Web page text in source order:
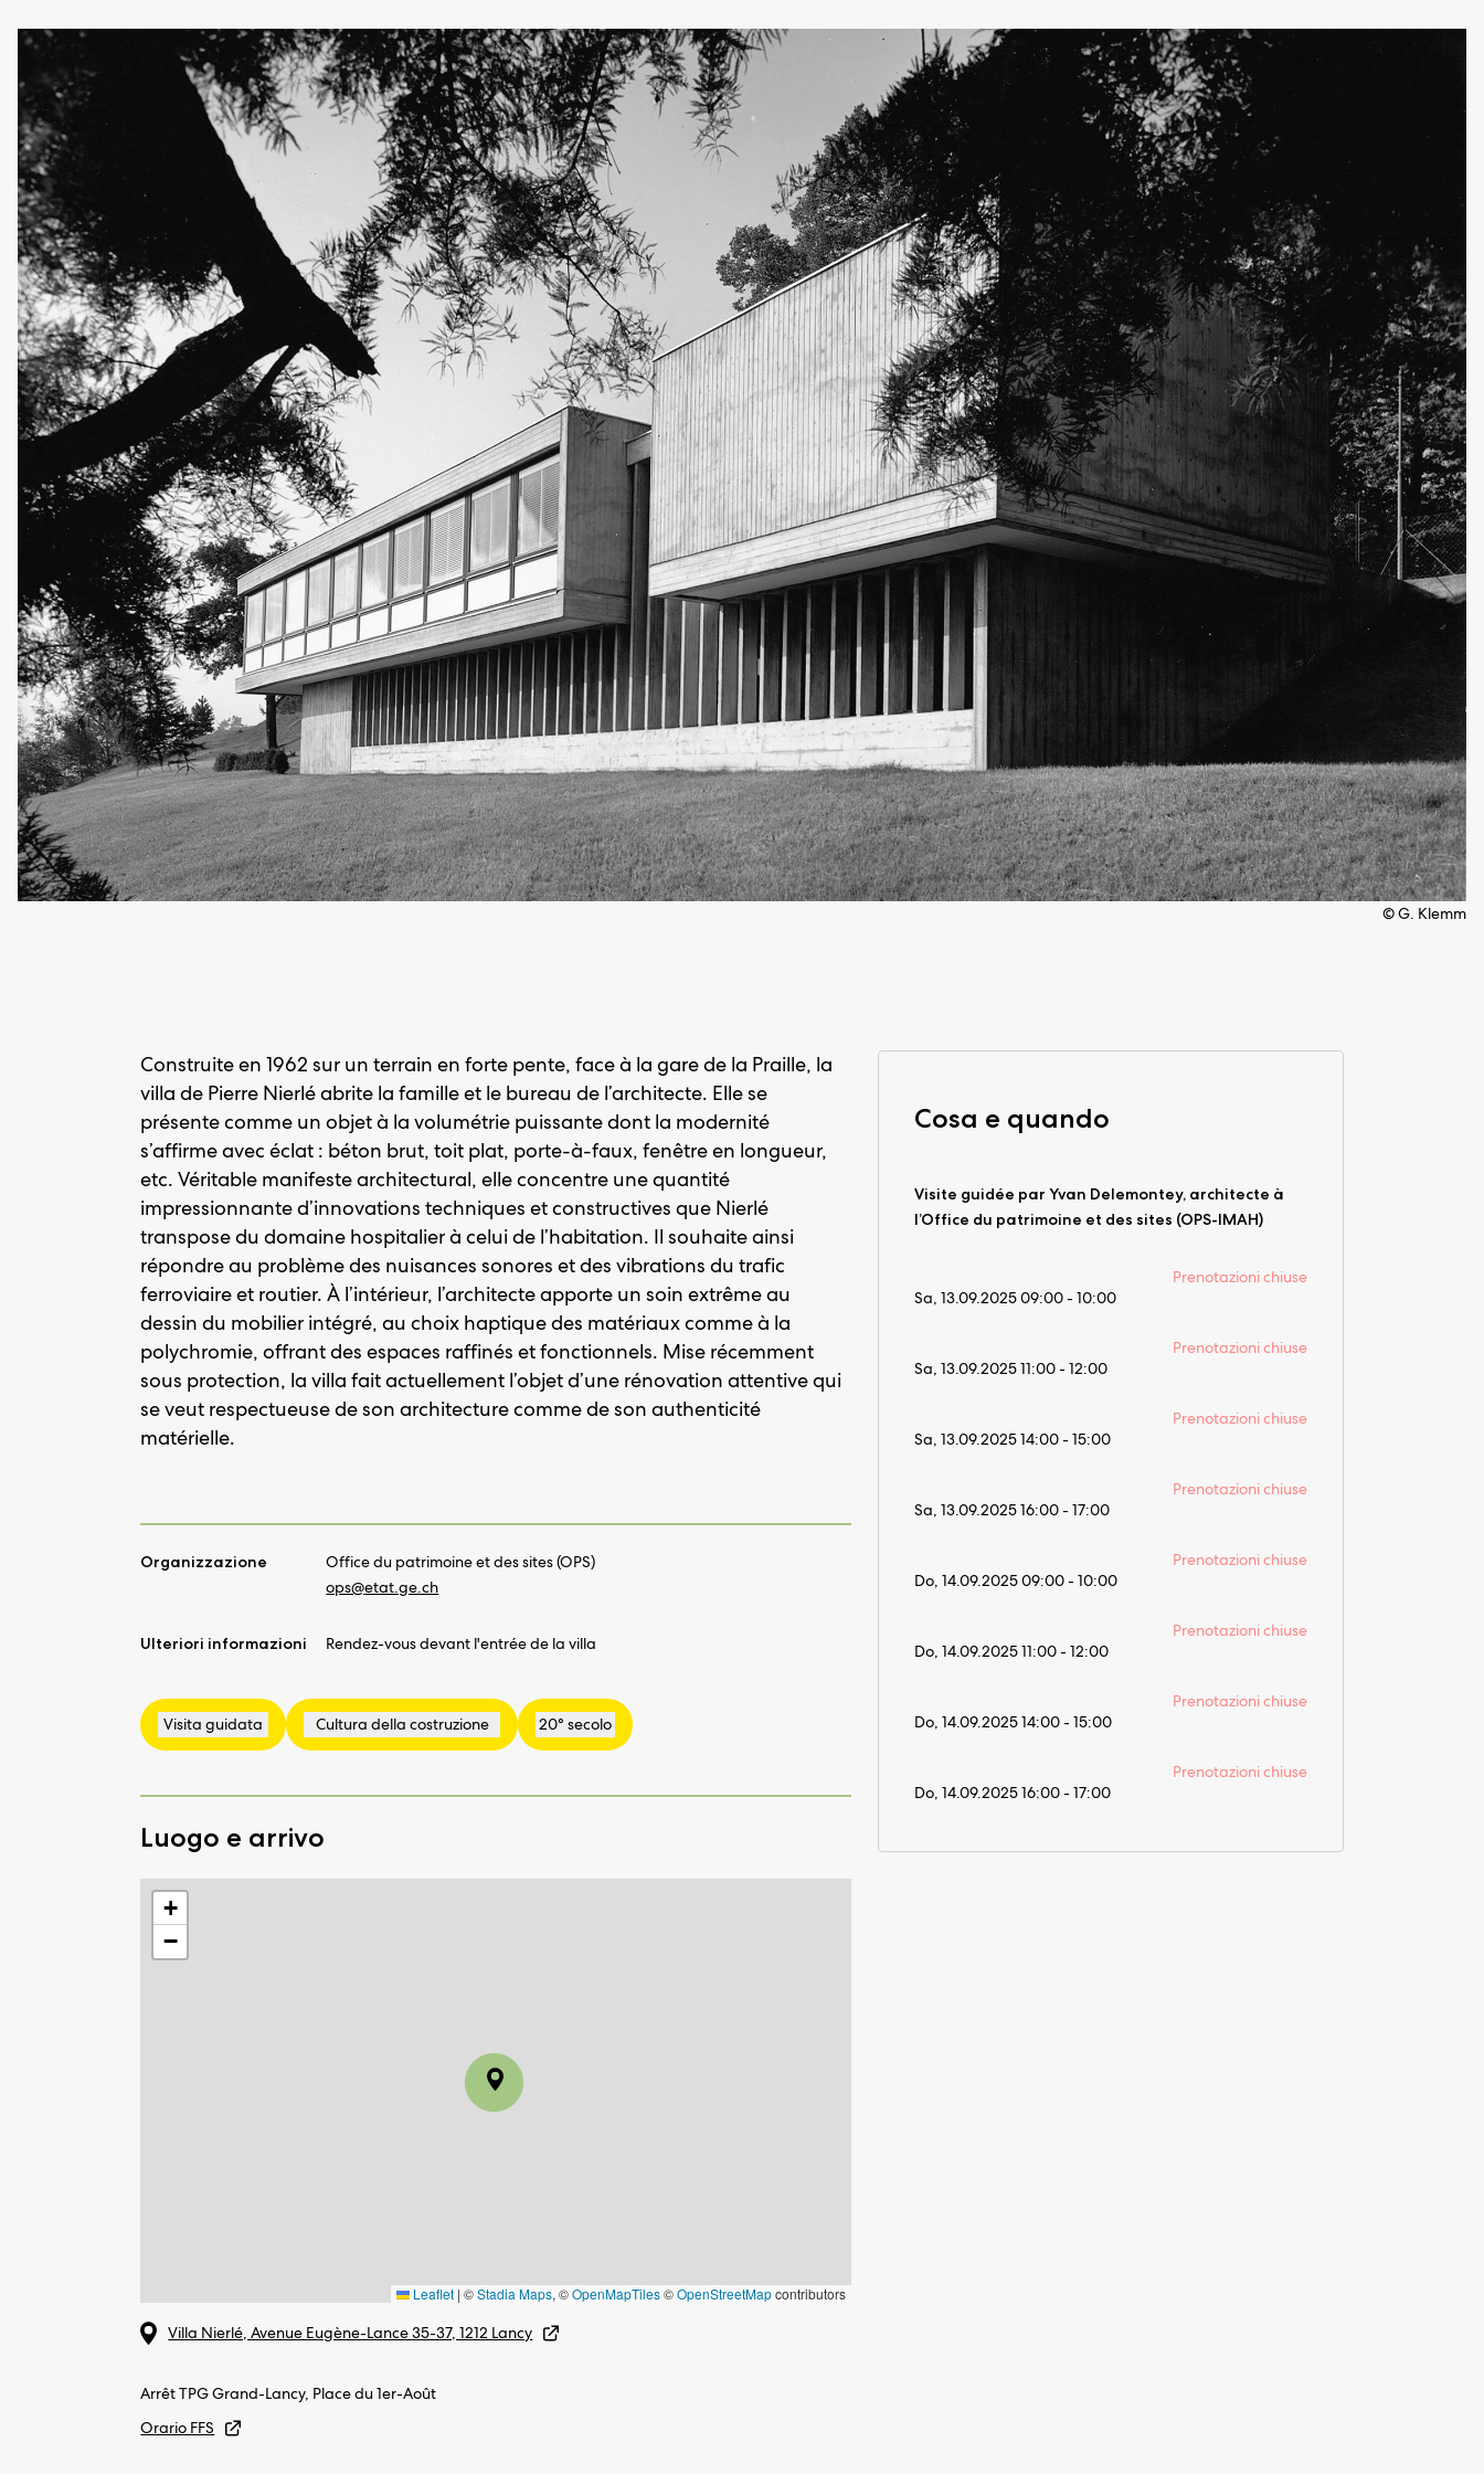
© G. Klemm
Construite en 1962 sur un terrain en forte pente, face à la gare de la Praille, la
villa de Pierre Nierlé abrite la famille et le bureau de l’architecte. Elle se
présente comme un objet à la volumétrie puissante dont la modernité
s’affirme avec éclat : béton brut, toit plat, porte-à-faux, fenêtre en longueur,
etc. Véritable manifeste architectural, elle concentre une quantité
impressionnante d’innovations techniques et constructives que Nierlé
transpose du domaine hospitalier à celui de l’habitation. Il souhaite ainsi
répondre au problème des nuisances sonores et des vibrations du trafic
ferroviaire et routier. À l’intérieur, l’architecte apporte un soin extrême au
dessin du mobilier intégré, au choix haptique des matériaux comme à la
polychromie, offrant des espaces raffinés et fonctionnels. Mise récemment
sous protection, la villa fait actuellement l’objet d’une rénovation attentive qui
se veut respectueuse de son architecture comme de son authenticité
matérielle.
Cosa e quando
Visite guidée par Yvan Delemontey, architecte à
l’Office du patrimoine et des sites (OPS-IMAH)
Sa, 13.09.2025 09:00 - 10:00
Prenotazioni chiuse
Sa, 13.09.2025 11:00 - 12:00
Prenotazioni chiuse
Sa, 13.09.2025 14:00 - 15:00
Prenotazioni chiuse
Sa, 13.09.2025 16:00 - 17:00
Prenotazioni chiuse
Do, 14.09.2025 09:00 - 10:00
Prenotazioni chiuse
Do, 14.09.2025 11:00 - 12:00
Prenotazioni chiuse
Do, 14.09.2025 14:00 - 15:00
Prenotazioni chiuse
Do, 14.09.2025 16:00 - 17:00
Prenotazioni chiuse
Organizzazione
Office du patrimoine et des sites (OPS)
ops@etat.ge.ch
Ulteriori informazioni Rendez-vous devant l'entrée de la villa
Luogo e arrivo
+
−
Leaflet | ©Stadia Maps, ©OpenMapTiles©OpenStreetMapcontributors
Villa Nierlé, Avenue Eugène-Lance 35-37, 1212 Lancy
Arrêt TPG Grand-Lancy, Place du 1er-Août
Orario FFS